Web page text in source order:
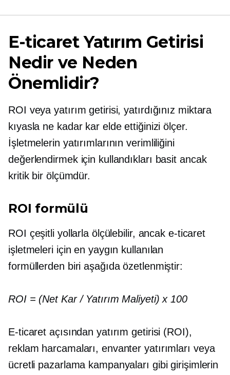
E-ticaret Yatırım Getirisi
Nedir ve Neden
Önemlidir?
ROI veya yatırım getirisi, yatırdığınız miktara
kıyasla ne kadar kar elde ettiğinizi ölçer.
İşletmelerin yatırımlarının verimliliğini
değerlendirmek için kullandıkları basit ancak
kritik bir ölçümdür.
ROI formülü
ROI çeşitli yollarla ölçülebilir, ancak e-ticaret
işletmeleri için en yaygın kullanılan
formüllerden biri aşağıda özetlenmiştir:
ROI = (Net Kar / Yatırım Maliyeti) x 100
E-ticaret açısından yatırım getirisi (ROI),
reklam harcamaları, envanter yatırımları veya
ücretli pazarlama kampanyaları gibi girişimlerin